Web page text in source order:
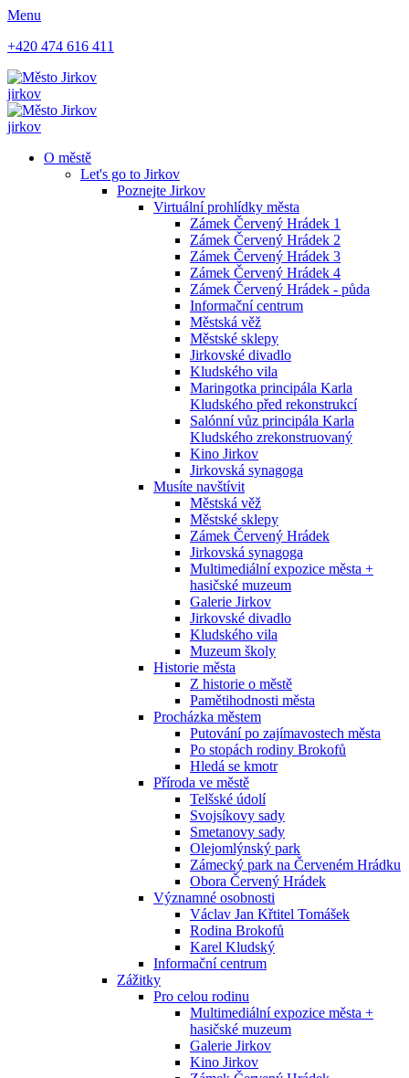
Menu
+420 474 616 411
jirkov
jirkov
O městě
Let's go to Jirkov
Poznejte Jirkov
Virtuální prohlídky města
Zámek Červený Hrádek 1
Zámek Červený Hrádek 2
Zámek Červený Hrádek 3
Zámek Červený Hrádek 4
Zámek Červený Hrádek - půda
Informační centrum
Městská věž
Městské sklepy
Jirkovské divadlo
Kludského vila
Maringotka principála Karla
Kludského před rekonstrukcí
Salónní vůz principála Karla
Kludského zrekonstruovaný
Kino Jirkov
Jirkovská synagoga
Musíte navštívit
Městská věž
Městské sklepy
Zámek Červený Hrádek
Jirkovská synagoga
Multimediální expozice města +
hasičské muzeum
Galerie Jirkov
Jirkovské divadlo
Kludského vila
Muzeum školy
Historie města
Z historie o městě
Pamětihodnosti města
Procházka městem
Putování po zajímavostech města
Po stopách rodiny Brokofů
Hledá se kmotr
Příroda ve městě
Telšské údolí
Svojsíkovy sady
Smetanovy sady
Olejomlýnský park
Zámecký park na Červeném Hrádku
Obora Červený Hrádek
Významné osobnosti
Václav Jan Křtitel Tomášek
Rodina Brokofů
Karel Kludský
Informační centrum
Zážitky
Pro celou rodinu
Multimediální expozice města +
hasičské muzeum
Galerie Jirkov
Kino Jirkov